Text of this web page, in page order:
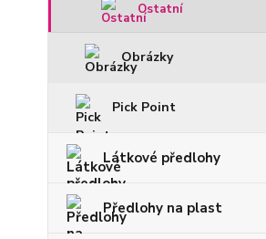
Ostatní
Obrázky
Pick Point
Látkové předlohy
Předlohy na plast